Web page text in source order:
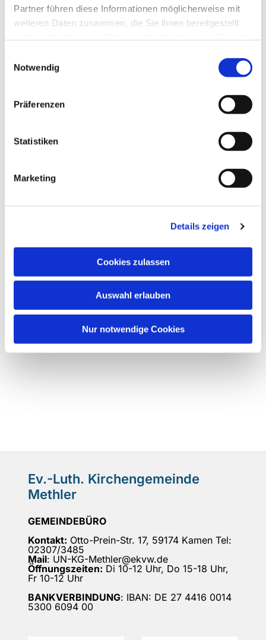
Partner führen diese Informationen möglicherweise mit
weiteren Daten zusammen, die Sie ihnen bereitgestellt
Notwendig
Präferenzen
Statistiken
Marketing
Details zeigen
Cookies zulassen
Auswahl erlauben
Nur notwendige Cookies
Dies könnte Sie auch
Ev.-Luth. Kirchengemeinde
Methler
GEMEINDEBÜRO
Kontakt: Otto-Prein-Str. 17, 59174 Kamen Tel:
02307/3485
Mail: UN-KG-Methler@ekvw.de
Öffnungszeiten: Di 10-12 Uhr, Do 15-18 Uhr,
Fr 10-12 Uhr
BANKVERBINDUNG: IBAN: DE 27 4416 0014
5300 6094 00